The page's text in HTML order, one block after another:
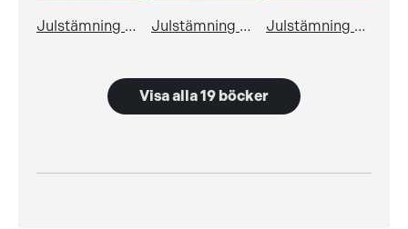
Julstämning 2007 Julstämning 2008 Julstämning 2009
Visa alla 19 böcker